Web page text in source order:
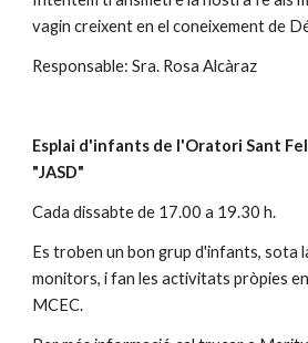
vagin creixent en el coneixement de
Responsable: Sra. Rosa Alcàraz
Esplai d'infants de l'Oratori Sant
"JASD"
Cada dissabte de 17.00 a 19.30 h.
Es troben un bon grup d'infants, sota
monitors, i fan les activitats pròpies
MCEC.